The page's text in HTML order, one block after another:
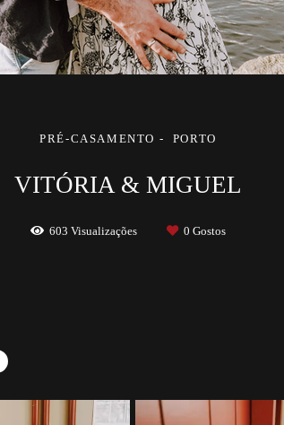
PRÉ-CASAMENTO PORTO
VITÓRIA & MIGUEL
603 Visualizações 0 Gostos